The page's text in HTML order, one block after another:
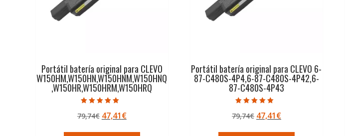
Portátil batería original para CLEVO
W150HM,W150HN,W150HNM,W150HNQ
,W150HR,W150HRM,W150HRQ
5.00
de 5
79,74€ El
47,41€El
Portátil batería original para CLEVO 6-
87-C480S-4P4,6-87-C480S-4P42,6-
87-C480S-4P43
5.00
de 5
79,74€ El
47,41€El